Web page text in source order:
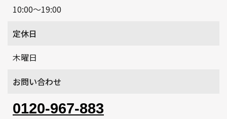
10:00～19:00
定休日
木曜日
お問い合わせ
0120-967-883